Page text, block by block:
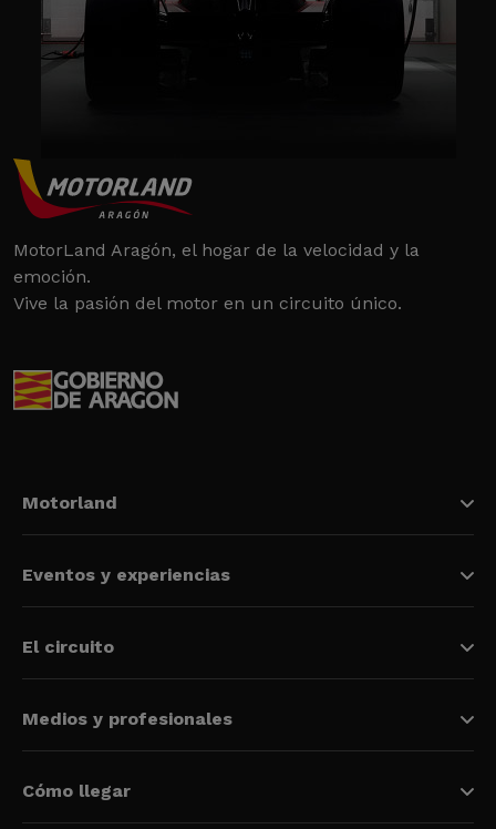
MotorLand Aragón, el hogar de la velocidad y la
emoción.
Vive la pasión del motor en un circuito único.
Motorland
Eventos y experiencias
El circuito
Medios y profesionales
Cómo llegar